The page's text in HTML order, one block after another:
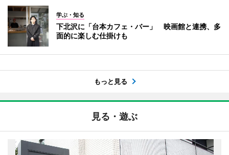
学ぶ・知る
下北沢に「台本カフェ・バー」 映画館と連携、多
面的に楽しむ仕掛けも
もっと見る
見る・遊ぶ